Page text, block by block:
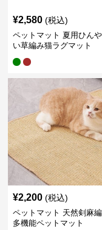
¥2,580 (税込)
ペットマット 夏用ひん
い草編み猫ラグマット
¥2,200 (税込)
ペットマット 天然剣麻
多機能ペットマット